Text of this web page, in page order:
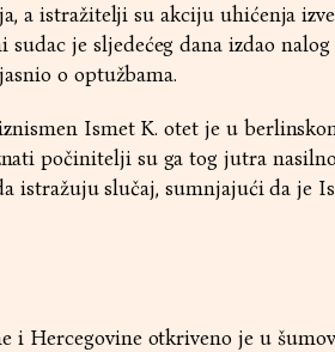
a istražitelji su akciju uhićenja
je sljedećeg dana izdao nalog
o optužbama.
Ismet K. otet je u
počinitelji su ga tog jutra nasilno
istražuju slučaj, sumnjajući da je
i Hercegovine otkriveno je u